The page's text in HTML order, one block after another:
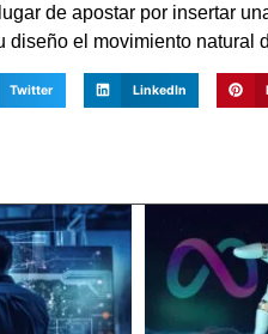
de apostar por insertar
el movimiento natural
Twitter LinkedIn